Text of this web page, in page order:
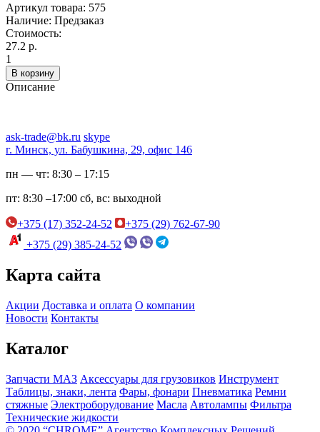
Артикул товара: 575
Наличие: Предзаказ
Стоимость:
27.2 р.
1
В корзину
Описание
ask-trade@bk.ru skype
г. Минск, ул. Бабушкина, 29, офис 146
пн — чт: 8:30 – 17:15
пт: 8:30 –17:00 сб, вс: выходной
+375 (17) 352-24-52
+375 (29) 762-67-90
+375 (29) 385-24-52
Карта сайта
Акции Доставка и оплата О компании
Новости Контакты
Каталог
Запчасти МАЗ Аксессуары для грузовиков Инструмент
Таблицы, знаки, лента Фары, фонари Пневматика Ремни
стяжные Электроборудование Масла Автолампы Фильтра
Технические жидкости